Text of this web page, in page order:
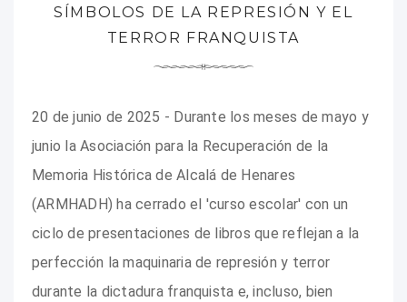
SÍMBOLOS DE LA REPRESIÓN Y EL
TERROR FRANQUISTA
20 de junio de 2025 - Durante los meses de mayo y
junio la Asociación para la Recuperación de la
Memoria Histórica de Alcalá de Henares
(ARMHADH) ha cerrado el 'curso escolar' con un
ciclo de presentaciones de libros que reflejan a la
perfección la maquinaria de represión y terror
durante la dictadura franquista e, incluso, bien